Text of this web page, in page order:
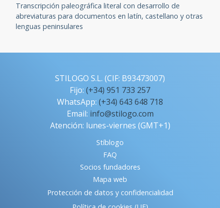
Transcripción paleográfica literal con desarrollo de
abreviaturas para documentos en latín, castellano y otras
lenguas peninsulares
STILOGO S.L. (CIF: B93473007)
Fijo: (+34) 951 733 257
WhatsApp: (+34) 643 648 718
Email: info@stilogo.com
Atención: lunes-viernes (GMT+1)
Stíblogo
FAQ
Socios fundadores
Mapa web
Protección de datos y confidencialidad